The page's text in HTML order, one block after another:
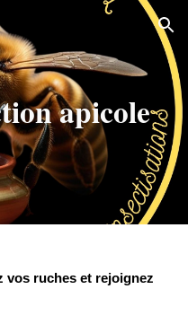
Skip to navigation
apicole
vos ruches et rejoignez